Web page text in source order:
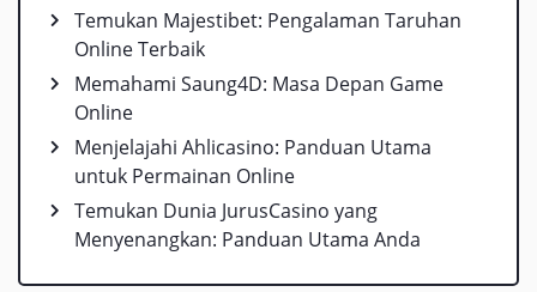
Temukan Majestibet: Pengalaman Taruhan
Online Terbaik
Memahami Saung4D: Masa Depan Game
Online
Menjelajahi Ahlicasino: Panduan Utama
untuk Permainan Online
Temukan Dunia JurusCasino yang
Menyenangkan: Panduan Utama Anda